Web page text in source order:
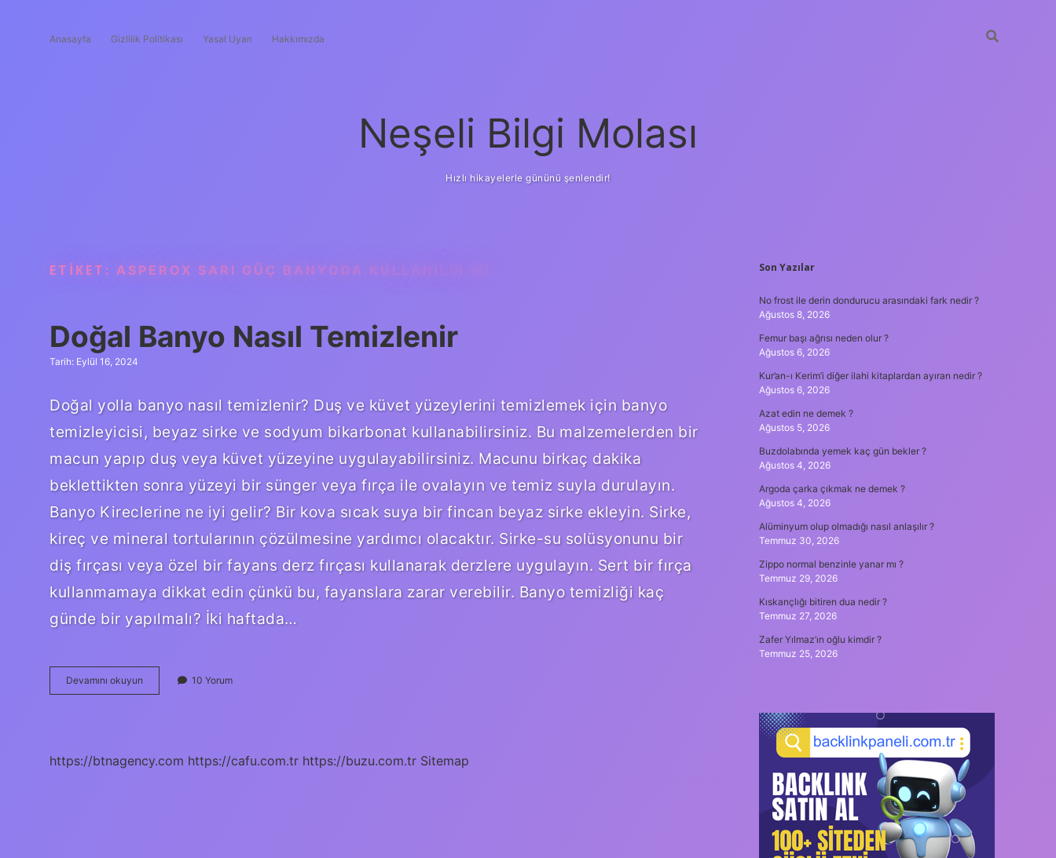
Anasayfa Gizlilik Politikası Yasal Uyarı Hakkımızda
Neşeli Bilgi Molası
Hızlı hikayelerle gününü şenlendir!
ETIKET: ASPEROX SARI GÜÇ BANYODA KULLANILIR MI
Doğal Banyo Nasıl Temizlenir
Tarih: Eylül 16, 2024
Doğal yolla banyo nasıl temizlenir? Duş ve küvet yüzeylerini temizlemek için banyo
temizleyicisi, beyaz sirke ve sodyum bikarbonat kullanabilirsiniz. Bu malzemelerden bir
macun yapıp duş veya küvet yüzeyine uygulayabilirsiniz. Macunu birkaç dakika
beklettikten sonra yüzeyi bir sünger veya fırça ile ovalayın ve temiz suyla durulayın.
Banyo Kireclerine ne iyi gelir? Bir kova sıcak suya bir fincan beyaz sirke ekleyin. Sirke,
kireç ve mineral tortularının çözülmesine yardımcı olacaktır. Sirke-su solüsyonunu bir
diş fırçası veya özel bir fayans derz fırçası kullanarak derzlere uygulayın. Sert bir fırça
kullanmamaya dikkat edin çünkü bu, fayanslara zarar verebilir. Banyo temizliği kaç
günde bir yapılmalı? İki haftada…
Devamını okuyun
Banyo
10 Yorum
https://btnagency.com https://cafu.com.tr https://buzu.com.tr Sitemap
SIDEBAR
Son Yazılar
No frost ile derin dondurucu arasındaki fark nedir ?
Ağustos 8, 2026
Femur başı ağrısı neden olur ?
Ağustos 6, 2026
Kur’an-ı Kerim’i diğer ilahi kitaplardan ayıran nedir ?
Ağustos 6, 2026
Azat edin ne demek ?
Ağustos 5, 2026
Buzdolabında yemek kaç gün bekler ?
Ağustos 4, 2026
Argoda çarka çıkmak ne demek ?
Ağustos 4, 2026
Alüminyum olup olmadığı nasıl anlaşılır ?
Temmuz 30, 2026
Zippo normal benzinle yanar mı ?
Temmuz 29, 2026
Kıskançlığı bitiren dua nedir ?
Temmuz 27, 2026
Zafer Yılmaz’ın oğlu kimdir ?
Temmuz 25, 2026